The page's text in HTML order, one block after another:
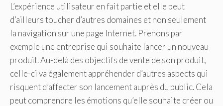
L’expérience utilisateur en fait partie et elle peut
d’ailleurs toucher d’autres domaines et non seulement
la navigation sur une page Internet. Prenons par
exemple une entreprise qui souhaite lancer un nouveau
produit. Au-delà des objectifs de vente de son produit,
celle-ci va également appréhender d’autres aspects qui
risquent d’affecter son lancement auprès du public. Cela
peut comprendre les émotions qu’elle souhaite créer ou